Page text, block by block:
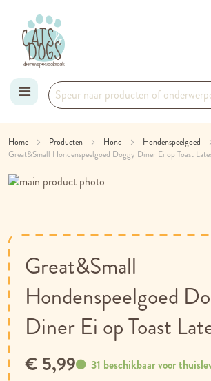
naar
de
Home Producten Hond
Hondenspeelgoed
Great&Small Hondenspeelgoed Doggy Diner Ei op Toast
Ga
van
de
afbeeldingen-
gallerij
begin
van
de
afbeeldingen-
gallerij
Great&Small
Hondenspeelgoed
Diner Ei op Toast
31 beschikbaar voor
€ 5,99